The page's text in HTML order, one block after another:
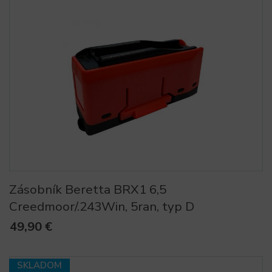
Zásobník Beretta BRX1 6,5
Creedmoor/.243Win, 5ran, typ D
49,90 €
SKLADOM